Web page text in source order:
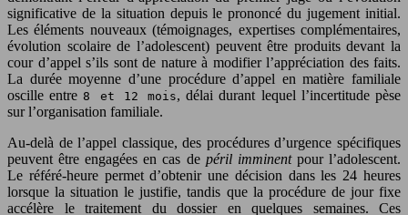
significative de la situation depuis le prononcé du jugement initial.
Les éléments nouveaux (témoignages, expertises complémentaires,
évolution scolaire de l’adolescent) peuvent être produits devant la
cour d’appel s’ils sont de nature à modifier l’appréciation des faits.
La durée moyenne d’une procédure d’appel en matière familiale
oscille entre 8 et 12 mois, délai durant lequel l’incertitude pèse
sur l’organisation familiale.
Au-delà de l’appel classique, des procédures d’urgence spécifiques
peuvent être engagées en cas de péril imminentpour l’adolescent.
Le référé-heure permet d’obtenir une décision dans les 24 heures
lorsque la situation le justifie, tandis que la procédure de jour fixe
accélère le traitement du dossier en quelques semaines. Ces